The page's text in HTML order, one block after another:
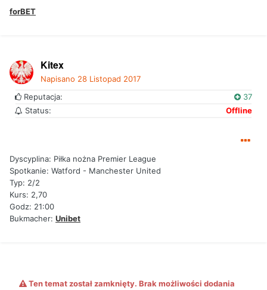
forBET
Kitex
Napisano 28 Listopad 2017
Reputacja:
37
Status:
Offline
Dyscyplina: Piłka nożna Premier League
Spotkanie: Watford - Manchester United
Typ: 2/2
Kurs: 2,70
Godz: 21:00
Bukmacher: Unibet
Ten temat został zamknięty. Brak możliwości dodania